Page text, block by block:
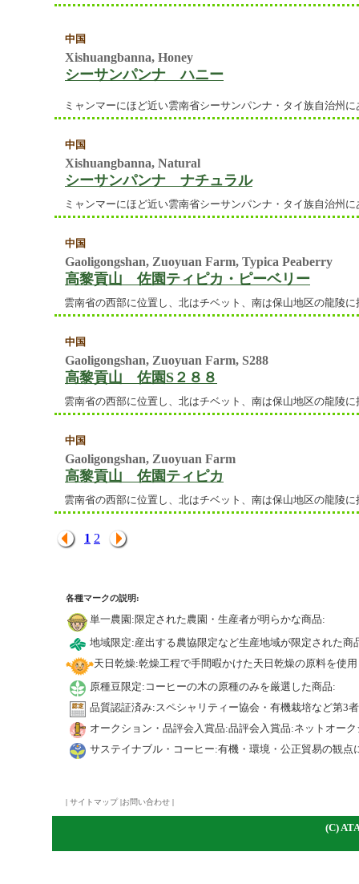
中国
Xishuangbanna, Honey
シーサンパンナ ハニー
ミャンマーにほど近い雲南省シーサンパンナ・タイ族自治州
中国
Xishuangbanna, Natural
シーサンパンナ ナチュラル
ミャンマーにほど近い雲南省シーサンパンナ・タイ族自治州
中国
Gaoligongshan, Zuoyuan Farm, Typica Peaberry
高黎貢山 佐園ティピカ・ピーベリー
雲南省の西部に位置し、北はチベット、南は保山地区の龍陵
中国
Gaoligongshan, Zuoyuan Farm, S288
高黎貢山 佐園S２８８
雲南省の西部に位置し、北はチベット、南は保山地区の龍陵
中国
Gaoligongshan, Zuoyuan Farm
高黎貢山 佐園ティピカ
雲南省の西部に位置し、北はチベット、南は保山地区の龍陵
1 2
各種マークの説明:
単一農園:限定された農園・生産者が明らかな商品:
地域限定:産出する農協限定など生産地域が限定された商
天日乾燥:乾燥工程で手間暇かけた天日乾燥の原料を使
原種豆限定:コーヒーの木の原種のみを厳選した商品:
品質認証済み:スペシャリティー協会・有機栽培など第3
オークション・品評会入賞品:品評会入賞品:ネットオー
サステイナブル・コーヒー:有機・環境・公正貿易の観
| サイトマップ|お問い合わせ |
(C) A